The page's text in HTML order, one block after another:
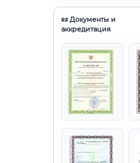
📜 Документы и
аккредитация